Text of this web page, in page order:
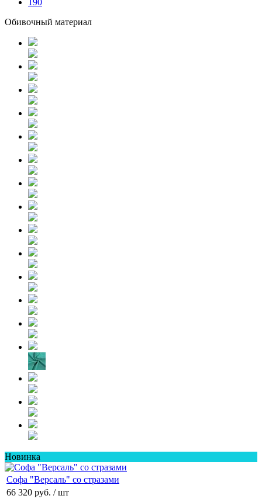
190
Обивочный материал
Новинка
Софа "Версаль" со стразами
66 320 руб. / шт